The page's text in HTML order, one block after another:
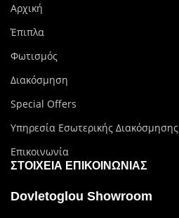
Αρχική
Έπιπλα
Φωτισμός
Διακόσμηση
Special Offers
Υπηρεσία Εσωτερικής Διακόσμησης
Επικοινωνία
ΣΤΟΙΧΕΊΑ ΕΠΙΚΟΙΝΩΝΊΑΣ
Dovletoglou Showroom